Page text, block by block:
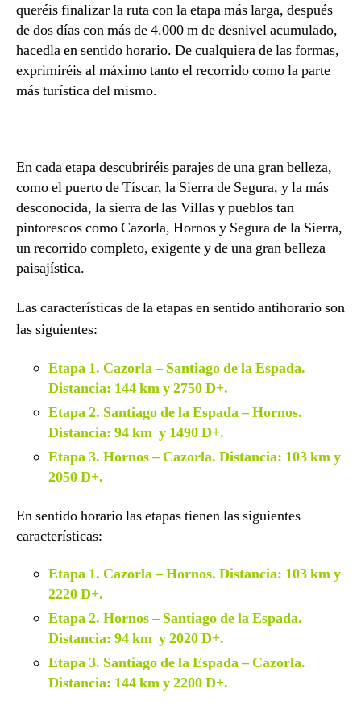
queréis finalizar la ruta con la etapa más larga, después
de dos días con más de 4.000 m de desnivel acumulado,
hacedla en sentido horario. De cualquiera de las formas,
exprimiréis al máximo tanto el recorrido como la parte
más turística del mismo.
En cada etapa descubriréis parajes de una gran belleza,
como el puerto de Tíscar, la Sierra de Segura, y la más
desconocida, la sierra de las Villas y pueblos tan
pintorescos como Cazorla, Hornos y Segura de la Sierra,
un recorrido completo, exigente y de una gran belleza
paisajística.
Las características de la etapas en sentido antihorario son
las siguientes:
Etapa 1. Cazorla – Santiago de la Espada.
Distancia: 144 km y 2750 D+.
Etapa 2. Santiago de la Espada – Hornos.
Distancia: 94 km y 1490 D+.
Etapa 3. Hornos – Cazorla. Distancia: 103 km y
2050 D+.
En sentido horario las etapas tienen las siguientes
características:
Etapa 1. Cazorla – Hornos. Distancia: 103 km y
2220 D+.
Etapa 2. Hornos – Santiago de la Espada.
Distancia: 94 km y 2020 D+.
Etapa 3. Santiago de la Espada – Cazorla.
Distancia: 144 km y 2200 D+.